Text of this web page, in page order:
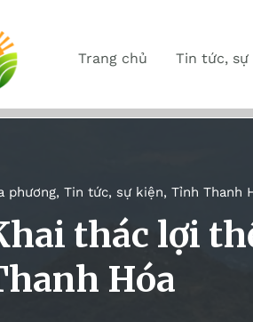
Trang chủ Tin tức, sự
phương, Tin tức, sự kiện, Tỉnh Thanh
thác lợi
Hóa